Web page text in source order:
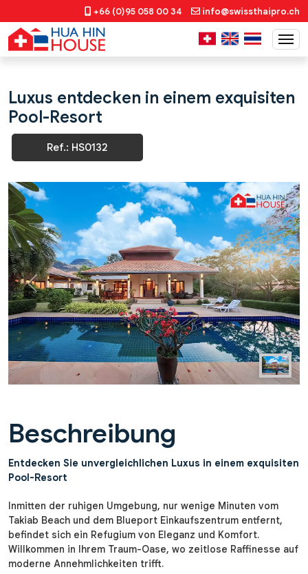
+66 (0)95 058 00 34 info@swissthaipro.ch
Luxus entdecken in einem exquisiten
Pool-Resort
Ref.: HS0132
Previous Next
Beschreibung
Entdecken Sie unvergleichlichen Luxus in einem exquisiten
Pool-Resort
Inmitten der ruhigen Umgebung, nur wenige Minuten vom
Takiab Beach und dem Blueport Einkaufszentrum entfernt,
befindet sich ein Refugium von Eleganz und Komfort.
Willkommen in Ihrem Traum-Oase, wo zeitlose Raffinesse auf
moderne Annehmlichkeiten trifft.